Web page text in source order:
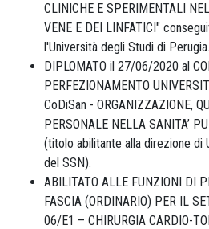
CLINICHE E SPERIMENTALI
VENE E DEI LINFATICI"
l'Università degli Studi di Perugia.
DIPLOMATO il 27/06/2020 al
PERFEZIONAMENTO
CoDiSan - ORGANIZZAZIONE,
PERSONALE NELLA SANITA’
(titolo abilitante alla direzione di
del SSN).
ABILITATO ALLE FUNZIONI DI
FASCIA (ORDINARIO) PER IL
06/E1 – CHIRURGIA CARDIO-